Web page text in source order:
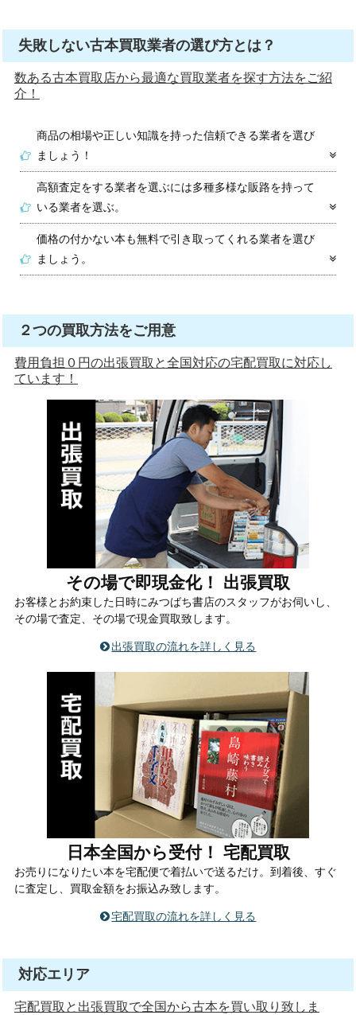
失敗しない古本買取業者の選び方とは？
数ある古本買取店から最適な買取業者を探す方法をご紹
介！
商品の相場や正しい知識を持った信頼できる業者を選び
ましょう！
高額査定をする業者を選ぶには多種多様な販路を持って
いる業者を選ぶ。
価格の付かない本も無料で引き取ってくれる業者を選び
ましょう。
２つの買取方法をご用意
費用負担０円の出張買取と全国対応の宅配買取に対応し
ています！
その場で即現金化！ 出張買取
お客様とお約束した日時にみつばち書店のスタッフがお伺いし、
その場で査定、その場で現金買取致します。
出張買取の流れを詳しく見る
日本全国から受付！ 宅配買取
お売りになりたい本を宅配便で着払いで送るだけ。到着後、すぐ
に査定し、買取金額をお振込み致します。
宅配買取の流れを詳しく見る
対応エリア
宅配買取と出張買取で全国から古本を買い取り致しま